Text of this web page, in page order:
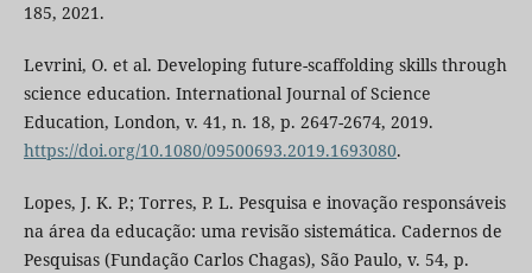
185, 2021.
Levrini, O. et al. Developing future-scaffolding skills through
science education. International Journal of Science
Education, London, v. 41, n. 18, p. 2647-2674, 2019.
https://doi.org/10.1080/09500693.2019.1693080.
Lopes, J. K. P.; Torres, P. L. Pesquisa e inovação responsáveis
na área da educação: uma revisão sistemática. Cadernos de
Pesquisas (Fundação Carlos Chagas), São Paulo, v. 54, p.